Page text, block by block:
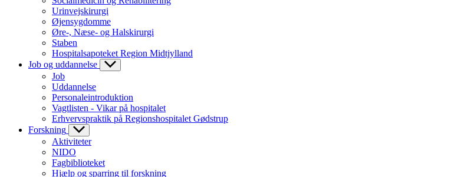
Urinvejskirurgi
Øjensygdomme
Øre-, Næse- og Halskirurgi
Staben
Hospitalsapoteket Region Midtjylland
Job og uddannelse
Job
Uddannelse
Personaleintroduktion
Vagtlisten - Vikar på hospitalet
Erhvervspraktik på Regionshospitalet Gødstrup
Forskning
Aktiviteter
NIDO
Fagbiblioteket
Hjælp og sparring til forskning